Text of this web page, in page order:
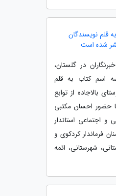
83 کتاب به قلم نویسندگان
شده است
در گلستان،
اسم کتاب به قلم
بالاجاده از توابع
حضور احسان مکتبی
و اجتماعی استاندار
فرماندار کردکوی و
شهرستانی، ائمه